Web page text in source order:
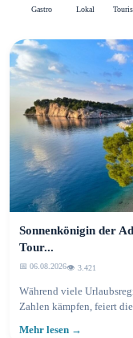
Gastro Lokal
Sonnenkönigin der
Tour...
📅 06.08.2026👁️ 3.423
Während viele
Zahlen kämpfen, feiert
Mehr lesen →